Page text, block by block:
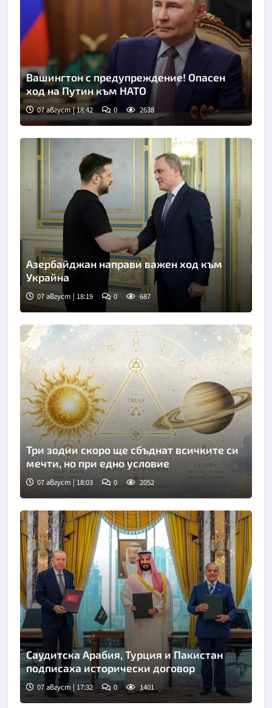
Вашингтон с предупреждение! Опасен
ход на Путин към НАТО
07 август | 18:42 0 2638
Азербайджан направи важен ход към
Украйна
07 август | 18:19 0 687
Три зодии скоро ще сбъднат всичките си
мечти, но при едно условие
07 август | 18:03 0 2052
Снимка: Саудитска новинарска агенция
Саудитска Арабия, Турция и Пакистан
подписаха исторически договор
07 август | 17:32 0 1401